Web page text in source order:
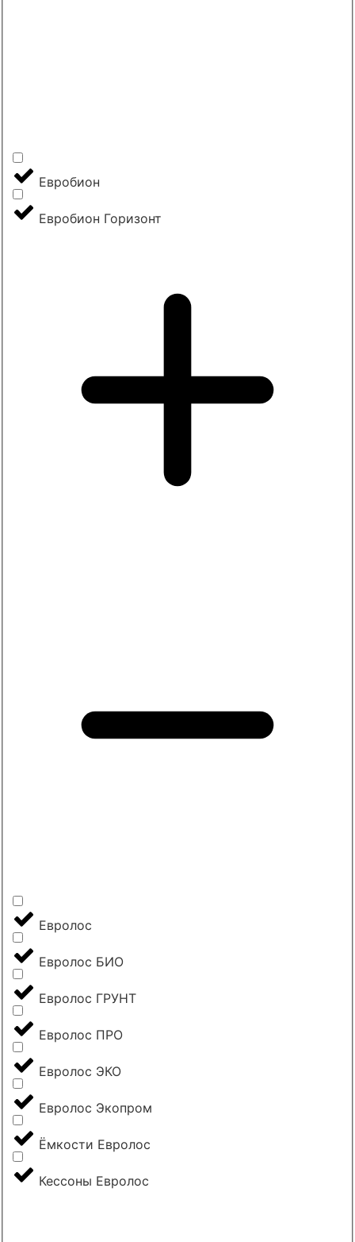
Евробион
Евробион Горизонт
Евролос
Евролос БИО
Евролос ГРУНТ
Евролос ПРО
Евролос ЭКО
Евролос Экопром
Ёмкости Евролос
Кессоны Евролос